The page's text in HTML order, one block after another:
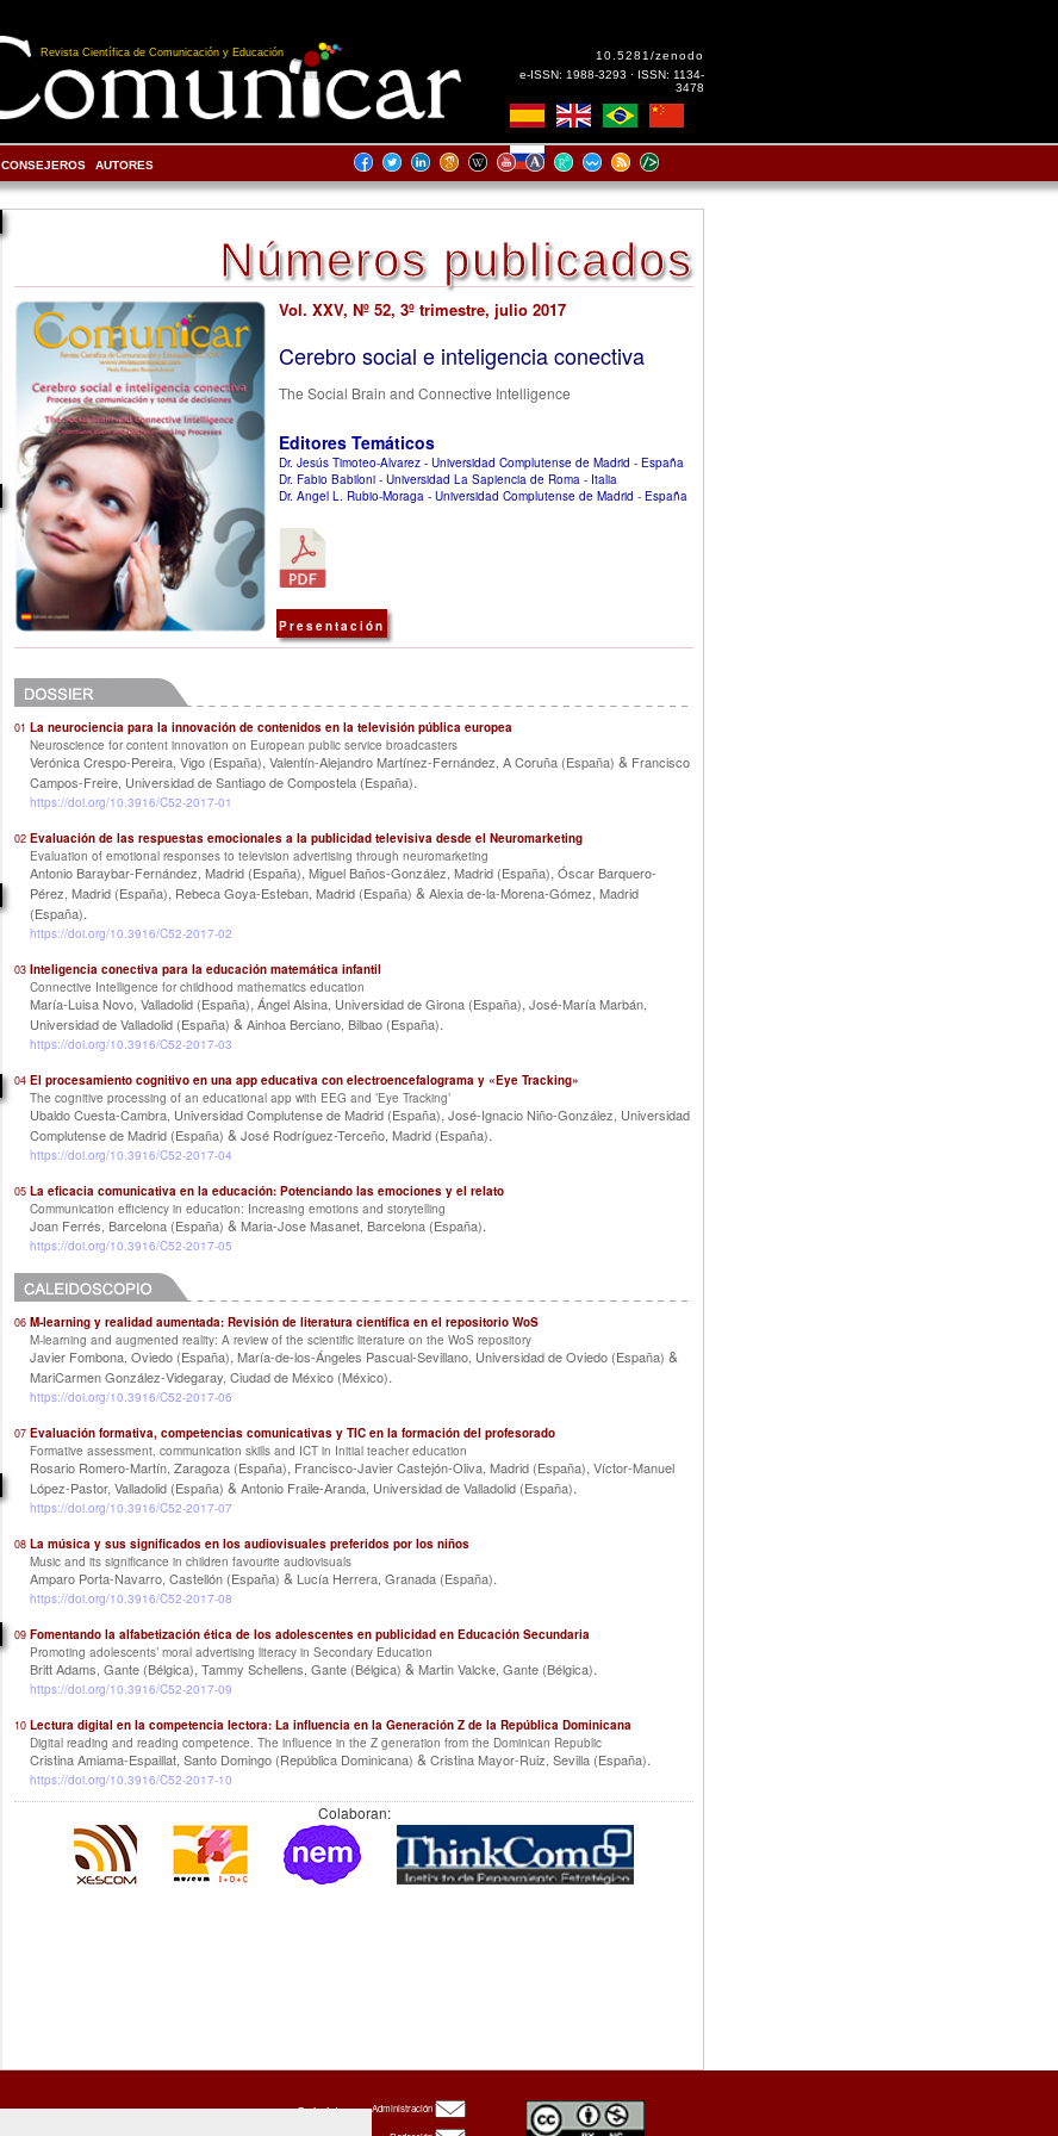
Revista Científica de Comunicación y Educación
10.5281/zenodo
e-ISSN: 1988-3293 · ISSN: 1134-
3478
CONSEJEROS AUTORES
Números publicados
Vol. XXV, Nº 52, 3º trimestre, julio 2017
Cerebro social e inteligencia conectiva
The Social Brain and Connective Intelligence
Editores Temáticos
Dr. Jesús Timoteo-Alvarez - Universidad Complutense de Madrid - España
Dr. Fabio Babiloni - Universidad La Sapiencia de Roma - Italia
Dr. Angel L. Rubio-Moraga - Universidad Complutense de Madrid - España
Presentación
01 La neurociencia para la innovación de contenidos en la televisión pública europea
Neuroscience for content innovation on European public service broadcasters
Verónica Crespo-Pereira, Vigo (España), Valentín-Alejandro Martínez-Fernández, A Coruña (España) & Francisco
Campos-Freire, Universidad de Santiago de Compostela (España).
https://doi.org/10.3916/C52-2017-01
02 Evaluación de las respuestas emocionales a la publicidad televisiva desde el Neuromarketing
Evaluation of emotional responses to television advertising through neuromarketing
Antonio Baraybar-Fernández, Madrid (España), Miguel Baños-González, Madrid (España), Óscar Barquero-
Pérez, Madrid (España), Rebeca Goya-Esteban, Madrid (España) & Alexia de-la-Morena-Gómez, Madrid
(España).
https://doi.org/10.3916/C52-2017-02
03 Inteligencia conectiva para la educación matemática infantil
Connective Intelligence for childhood mathematics education
María-Luisa Novo, Valladolid (España), Ángel Alsina, Universidad de Girona (España), José-María Marbán,
Universidad de Valladolid (España) & Ainhoa Berciano, Bilbao (España).
https://doi.org/10.3916/C52-2017-03
04 El procesamiento cognitivo en una app educativa con electroencefalograma y «Eye Tracking»
The cognitive processing of an educational app with EEG and ’Eye Tracking’
Ubaldo Cuesta-Cambra, Universidad Complutense de Madrid (España), José-Ignacio Niño-González, Universidad
Complutense de Madrid (España) & José Rodríguez-Terceño, Madrid (España).
https://doi.org/10.3916/C52-2017-04
05 La eficacia comunicativa en la educación: Potenciando las emociones y el relato
Communication efficiency in education: Increasing emotions and storytelling
Joan Ferrés, Barcelona (España) & Maria-Jose Masanet, Barcelona (España).
https://doi.org/10.3916/C52-2017-05
06 M-learning y realidad aumentada: Revisión de literatura científica en el repositorio WoS
M-learning and augmented reality: A review of the scientific literature on the WoS repository
Javier Fombona, Oviedo (España), María-de-los-Ángeles Pascual-Sevillano, Universidad de Oviedo (España) &
MariCarmen González-Videgaray, Ciudad de México (México).
https://doi.org/10.3916/C52-2017-06
07 Evaluación formativa, competencias comunicativas y TIC en la formación del profesorado
Formative assessment, communication skills and ICT in Initial teacher education
Rosario Romero-Martín, Zaragoza (España), Francisco-Javier Castejón-Oliva, Madrid (España), Víctor-Manuel
López-Pastor, Valladolid (España) & Antonio Fraile-Aranda, Universidad de Valladolid (España).
https://doi.org/10.3916/C52-2017-07
08 La música y sus significados en los audiovisuales preferidos por los niños
Music and its significance in children favourite audiovisuals
Amparo Porta-Navarro, Castellón (España) & Lucía Herrera, Granada (España).
https://doi.org/10.3916/C52-2017-08
09 Fomentando la alfabetización ética de los adolescentes en publicidad en Educación Secundaria
Promoting adolescents’ moral advertising literacy in Secondary Education
Britt Adams, Gante (Bélgica), Tammy Schellens, Gante (Bélgica) & Martin Valcke, Gante (Bélgica).
https://doi.org/10.3916/C52-2017-09
10 Lectura digital en la competencia lectora: La influencia en la Generación Z de la República Dominicana
Digital reading and reading competence. The influence in the Z generation from the Dominican Republic
Cristina Amiama-Espaillat, Santo Domingo (República Dominicana) & Cristina Mayor-Ruiz, Sevilla (España).
https://doi.org/10.3916/C52-2017-10
Colaboran:
Oxbridge Administración